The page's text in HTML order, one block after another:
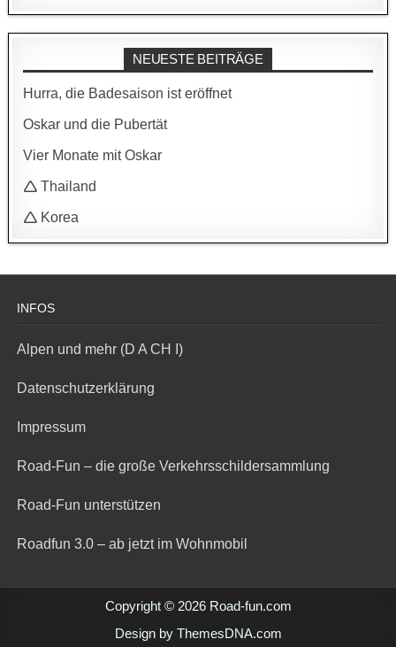
NEUESTE BEITRÄGE
Hurra, die Badesaison ist eröffnet
Oskar und die Pubertät
Vier Monate mit Oskar
🛆 Thailand
🛆 Korea
INFOS
Alpen und mehr (D A CH I)
Datenschutzerklärung
Impressum
Road-Fun – die große Verkehrsschildersammlung
Road-Fun unterstützen
Roadfun 3.0 – ab jetzt im Wohnmobil
Copyright © 2026 Road-fun.com
Design by ThemesDNA.com